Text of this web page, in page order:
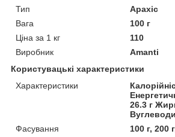
Тип
Арахіс
Вага
100 г
Ціна за 1 кг
110
Виробник
Amanti
Користувацькі характеристики
Характеристики
26.3 г
Фасування
100 г, 200